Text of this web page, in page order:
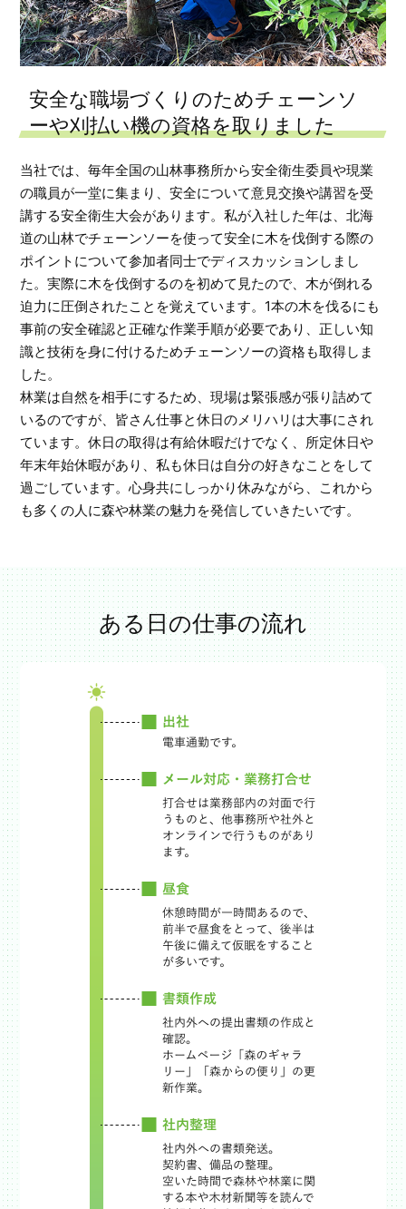
安全な職場づくりのためチェーンソ
ーや刈払い機の資格を取りました
当社では、毎年全国の山林事務所から安全衛生委員や現業
の職員が一堂に集まり、安全について意見交換や講習を受
講する安全衛生大会があります。私が入社した年は、北海
道の山林でチェーンソーを使って安全に木を伐倒する際の
ポイントについて参加者同士でディスカッションしまし
た。実際に木を伐倒するのを初めて見たので、木が倒れる
迫力に圧倒されたことを覚えています。1本の木を伐るにも
事前の安全確認と正確な作業手順が必要であり、正しい知
識と技術を身に付けるためチェーンソーの資格も取得しま
した。
林業は自然を相手にするため、現場は緊張感が張り詰めて
いるのですが、皆さん仕事と休日のメリハリは大事にされ
ています。休日の取得は有給休暇だけでなく、所定休日や
年末年始休暇があり、私も休日は自分の好きなことをして
過ごしています。心身共にしっかり休みながら、これから
も多くの人に森や林業の魅力を発信していきたいです。
ある日の仕事の流れ